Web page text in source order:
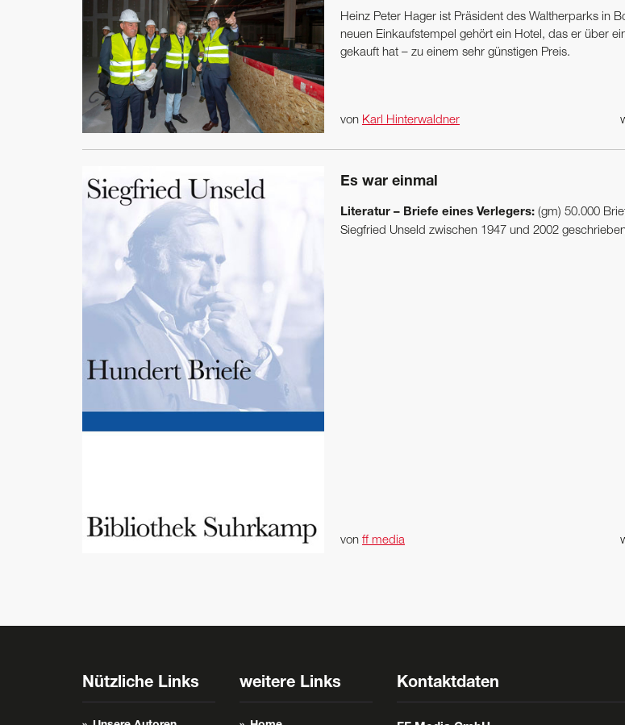
Heinz Peter Hager ist Präsident des Waltherparks in
neuen Einkaufstempel gehört ein Hotel, das er über
gekauft hat – zu einem sehr günstigen Preis.
von Karl Hinterwaldner
Es war einmal
Literatur – Briefe eines Verlegers: (gm) 50.000
Siegfried Unseld zwischen 1947 und 2002
von ff media
Nützliche Links weitere Links Kontaktdaten